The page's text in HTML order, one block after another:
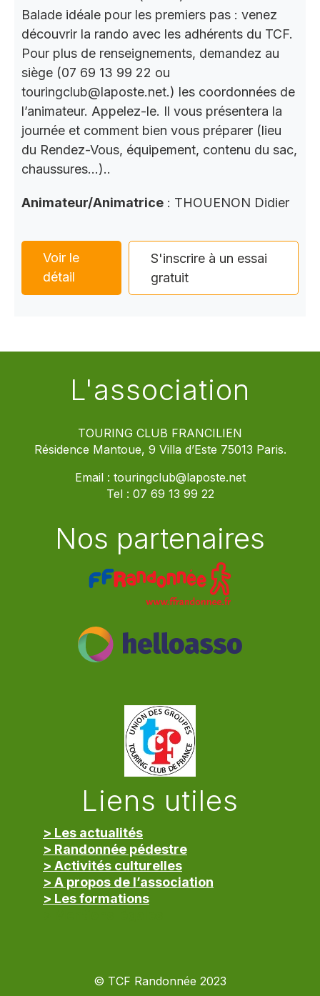
Balade idéale pour les premiers pas : venez
découvrir la rando avec les adhérents du TCF.
Pour plus de renseignements, demandez au
siège (07 69 13 99 22 ou
touringclub@laposte.net.) les coordonnées de
l’animateur. Appelez-le. Il vous présentera la
journée et comment bien vous préparer (lieu
du Rendez-Vous, équipement, contenu du sac,
chaussures…)..
Animateur/Animatrice : THOUENON Didier
Voir le
détail
S'inscrire à un essai
gratuit
L'association
TOURING CLUB FRANCILIEN
Résidence Mantoue, 9 Villa d’Este 75013 Paris.
Email : touringclub@laposte.net
Tel : 07 69 13 99 22
Nos partenaires
Liens utiles
> Les actualités
> Randonnée pédestre
> Activités culturelles
> A propos de l’association
> Les formations
© TCF Randonnée 2023